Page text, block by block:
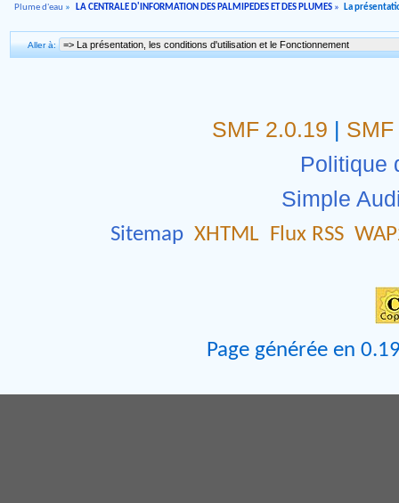
Plume d'eau » LA CENTRALE D'INFORMATION DES PALMIPEDES ET DES PLUMES » La
Aller à:
SMF 2.0.19 |
Politique
Simple
Sitemap XHTML Flux RSS
Page générée en